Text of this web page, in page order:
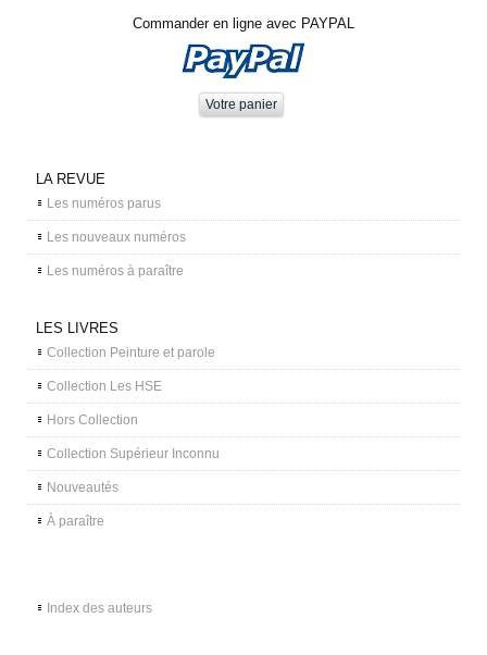
Commander en ligne avec PAYPAL
LA REVUE
Les numéros parus
Les nouveaux numéros
Les numéros à paraître
LES LIVRES
Collection Peinture et parole
Collection Les HSE
Hors Collection
Collection Supérieur Inconnu
Nouveautés
À paraître
Index des auteurs